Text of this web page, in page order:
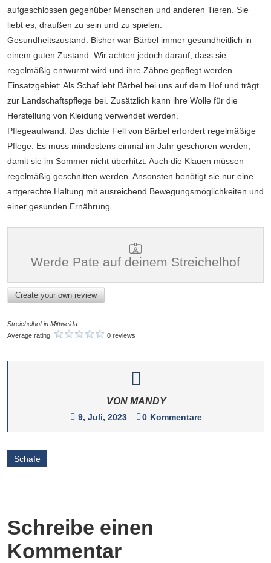
aufgeschlossen gegenüber Menschen und anderen Tieren. Sie
liebt es, draußen zu sein und zu spielen.
Gesundheitszustand: Bisher war Bärbel immer gesundheitlich in
einem guten Zustand. Wir achten jedoch darauf, dass sie
regelmäßig entwurmt wird und ihre Zähne gepflegt werden.
Einsatzgebiet: Als Schaf lebt Bärbel bei uns auf dem Hof und trägt
zur Landschaftspflege bei. Zusätzlich kann ihre Wolle für die
Herstellung von Kleidung verwendet werden.
Pflegeaufwand: Das dichte Fell von Bärbel erfordert regelmäßige
Pflege. Es muss mindestens einmal im Jahr geschoren werden,
damit sie im Sommer nicht überhitzt. Auch die Klauen müssen
regelmäßig geschnitten werden. Ansonsten benötigt sie nur eine
artgerechte Haltung mit ausreichend Bewegungsmöglichkeiten und
einer gesunden Ernährung.
Werde Pate auf deinem Streichelhof
Create your own review
Streichelhof in Mittweida
Average rating:
0 reviews
VON MANDY
9, Juli, 2023 0 Kommentare
Schafe
Schreibe einen
Kommentar